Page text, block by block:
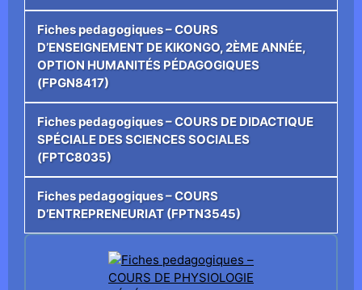
Fiches pedagogiques – COURS
D’ENSEIGNEMENT DE KIKONGO, 2ÈME ANNÉE,
OPTION HUMANITÉS PÉDAGOGIQUES
(FPGN8417)
Fiches pedagogiques – COURS DE DIDACTIQUE
SPÉCIALE DES SCIENCES SOCIALES
(FPTC8035)
Fiches pedagogiques – COURS
D’ENTREPRENEURIAT (FPTN3545)